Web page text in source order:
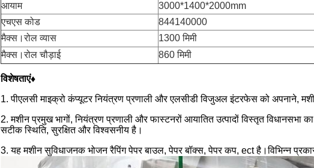
आयाम
3000*1400*2000mm
एचएस कोड
844140000
मैक्स।रोल व्यास
1300 मिमी
मैक्स।रोल चौड़ाई
860 मिमी
विशेषताएं♦
1. पीएलसी माइक्रो कंप्यूटर नियंत्रण प्रणाली और एलसीडी विजुअल इंटरफेस को अपनाने,
2. मशीन प्रमुख भागों, नियंत्रण प्रणाली और फास्टनरों आयातित उत्पादों विस्तृत विधानसभा
सटीक स्थिति, सुरक्षित और विश्वसनीय है।
3. यह मशीन सुविधाजनक भोजन रैपिंग पेपर बाउल, पेपर बॉक्स, पेपर कप, ect है।विभिन्न